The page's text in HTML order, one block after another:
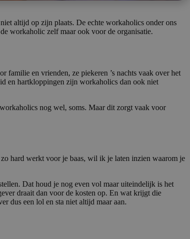
altijd op zijn plaats. De echte workaholics onder ons
workaholic zelf maar ook voor de organisatie.
en vrienden, ze piekeren ’s nachts vaak over het
en hartkloppingen zijn workaholics dan ook niet
nog wel, soms. Maar dit zorgt vaak voor
hard werkt voor je baas, wil ik je laten inzien waarom je
Dat houd je nog even vol maar uiteindelijk is het
draait dan voor de kosten op. En wat krijgt die
dus een lol en sta niet altijd maar aan.